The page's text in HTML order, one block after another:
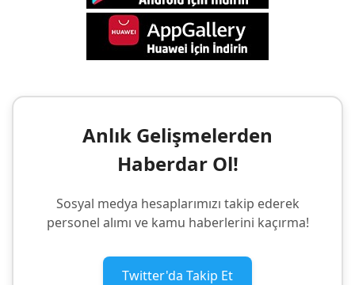
Anlık Gelişmelerden
Haberdar Ol!
Sosyal medya hesaplarımızı takip ederek
personel alımı ve kamu haberlerini kaçırma!
Twitter'da Takip Et